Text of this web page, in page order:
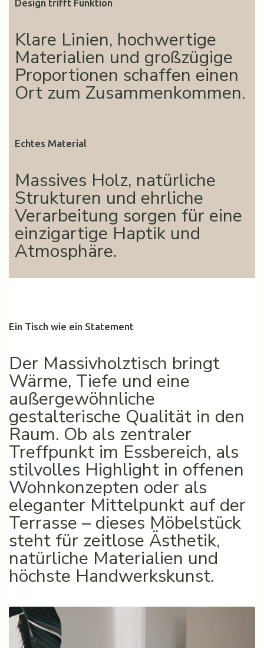
Design trifft Funktion
Klare Linien, hochwertige
Materialien und großzügige
Proportionen schaffen einen
Ort zum Zusammenkommen.
Echtes Material
Massives Holz, natürliche
Strukturen und ehrliche
Verarbeitung sorgen für eine
einzigartige Haptik und
Atmosphäre.
Ein Tisch wie ein Statement
Der Massivholztisch bringt
Wärme, Tiefe und eine
außergewöhnliche
gestalterische Qualität in den
Raum. Ob als zentraler
Treffpunkt im Essbereich, als
stilvolles Highlight in offenen
Wohnkonzepten oder als
eleganter Mittelpunkt auf der
Terrasse – dieses Möbelstück
steht für zeitlose Ästhetik,
natürliche Materialien und
höchste Handwerkskunst.